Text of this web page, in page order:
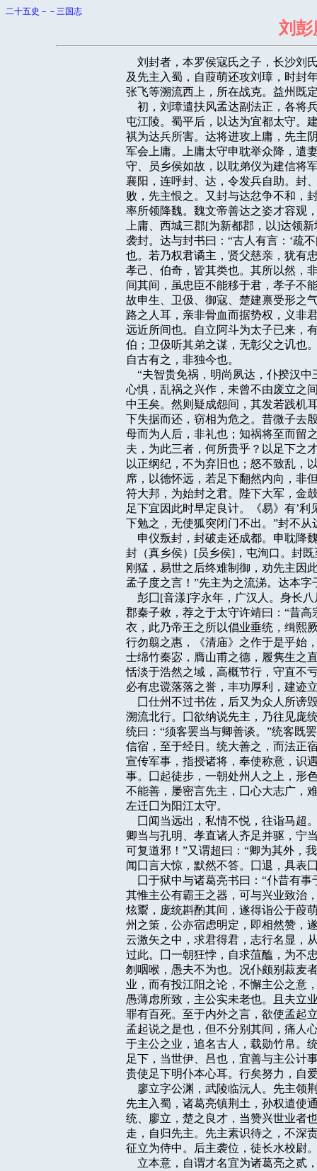
二十五史－－三国志
刘彭
刘封者，本罗侯寇氏之子，长沙
及先主入蜀，自葭萌还攻刘璋，时封
张飞等溯流西上，所在战克。益州既
初，刘璋遣扶风孟达副法正，各
屯江陵。蜀平后，以达为宜都太守。
祺为达兵所害。达将进攻上庸，先主
军会上庸。上庸太守申耽举众降，遣
守、员乡侯如故，以耽弟仪为建信将
襄阳，连呼封、达，令发兵自助。封
败，先主恨之。又封与达忿争不和，
率所领降魏。魏文帝善达之姿才容观
上庸、西城三郡[为新都郡，以]达领
袭封。达与封书曰：“古人有言：‘疏
也。若乃权君谲主，贤父慈亲，犹有
孝己、伯奇，皆其类也。其所以然，
间其间，虽忠臣不能移于君，孝子不
故申生、卫伋、御寇、楚建禀受形之
路之人耳，亲非骨血而据势权，义非
远近所间也。自立阿斗为太子已来，
伯；卫伋听其弟之谋，无彰父之讥也
自古有之，非独今也。
“夫智贵免祸，明尚夙达，仆揆汉
心惧，乱祸之兴作，未曾不由废立之
中王矣。然则疑成怨间，其发若践机
下失据而还，窃相为危之。昔微子去
母而为人后，非礼也；知祸将至而留
夫，为此三者，何所贵乎？以足下之
以正纲纪，不为弃旧也；怒不致乱，
席，以德怀远，若足下翻然内向，非
符大邦，为始封之君。陛下大军，金
足下宜因此时早定良计。《易》有’利
下勉之，无使狐突闭门不出。”封不从
申仪叛封，封破走还成都。申耽
封（真乡侯）[员乡侯]，屯洵口。封
刚猛，易世之后终难制御，劝先主因
孟子度之言！”先主为之流涕。达本
彭囗[音漾]字永年，广汉人。身
郡秦子敕，荐之于太守许靖曰：“昔
衣，此乃帝王之所以倡业垂统，缉熙
行勿翦之惠，《清庙》之作于是乎始
士绵竹秦宓，膺山甫之德，履隽生之
恬淡于浩然之域，高概节行，守直不
必有忠谠落落之誉，丰功厚利，建迹
囗仕州不过书佐，后又为众人所
溯流北行。囗欲纳说先主，乃往见庞
统曰：“须客罢当与卿善谈。”统客既
信宿，至于经日。统大善之，而法正
宣传军事，指授诸将，奉使称意，识
事。囗起徒步，一朝处州人之上，形
不能善，屡密言先主，囗心大志广，
左迁囗为阳江太守。
囗闻当远出，私情不悦，往诣马
卿当与孔明、孝直诸人齐足并驱，宁
可复道邪！”又谓超曰：“卿为其外，
闻囗言大惊，默然不答。囗退，具表
囗于狱中与诸葛亮书曰：“仆昔有
其惟主公有霸王之器，可与兴业致治
炫鬻，庞统斟酌其间，遂得诣公于葭
州之策，公亦宿虑明定，即相然赞，
云激矢之中，求君得君，志行名显，
过此。囗一朝狂悖，自求菹醢，为不
刎咽喉，愚夫不为也。况仆颇别菽麦
业，而有投江阳之论，不懈主公之意
愚薄虑所致，主公实未老也。且夫立
罪有百死。至于内外之言，欲使孟起
孟起说之是也，但不分别其间，痛人
于主公之业，追名古人，载勋竹帛。
足下，当世伊、吕也，宜善与主公计
贵使足下明仆本心耳。行矣努力，自
廖立字公渊，武陵临沅人。先主
先主入蜀，诸葛亮镇荆土，孙权遣使
统、廖立，楚之良才，当赞兴世业者
走，自归先主。先主素识待之，不深
征立为侍中。后主袭位，徒长水校尉
立本意，自谓才名宜为诸葛亮之